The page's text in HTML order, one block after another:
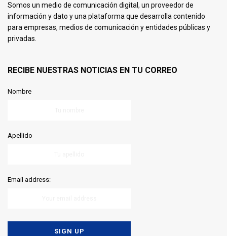
Somos un medio de comunicación digital, un proveedor de
información y dato y una plataforma que desarrolla contenido
para empresas, medios de comunicación y entidades públicas y
privadas.
RECIBE NUESTRAS NOTICIAS EN TU CORREO
Nombre
Apellido
Email address: